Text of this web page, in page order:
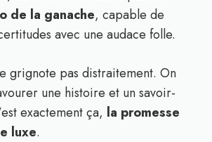
de la ganache, capable de
avec une audace folle.
grignote pas distraitement. On
une histoire et un savoir-
exactement ça, la promesse
luxe.